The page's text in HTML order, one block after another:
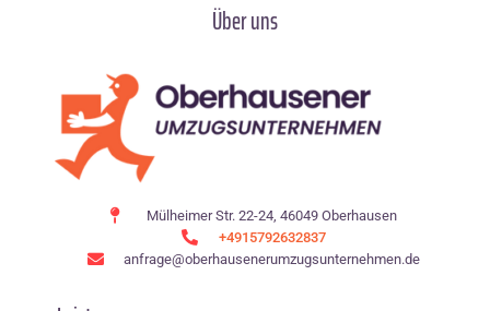
Über uns
Mülheimer Str. 22-24, 46049 Oberhausen
+4915792632837
anfrage@oberhausenerumzugsunternehmen.de